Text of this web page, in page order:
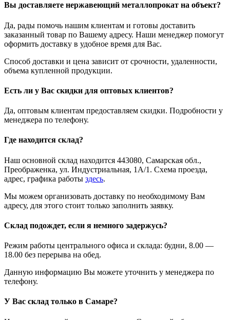
Вы доставляете нержавеющий металлопрокат на объект?
Да, рады помочь нашим клиентам и готовы доставить
заказанный товар по Вашему адресу. Наши менеджер помогут
оформить доставку в удобное время для Вас.
Способ доставки и цена зависит от срочности, удаленности,
объема купленной продукции.
Есть ли у Вас скидки для оптовых клиентов?
Да, оптовым клиентам предоставляем скидки. Подробности у
менеджера по телефону.
Где находится склад?
Наш основной склад находится 443080, Самарская обл.,
Преображенка, ул. Индустриальная, 1А/1. Схема проезда,
адрес, графика работы здесь.
Мы можем организовать доставку по необходимому Вам
адресу, для этого стоит только заполнить заявку.
Склад подождет, если я немного задержусь?
Режим работы центрального офиса и склада: будни, 8.00 —
18.00 без перерыва на обед.
Данную информацию Вы можете уточнить у менеджера по
телефону.
У Вас склад только в Самаре?